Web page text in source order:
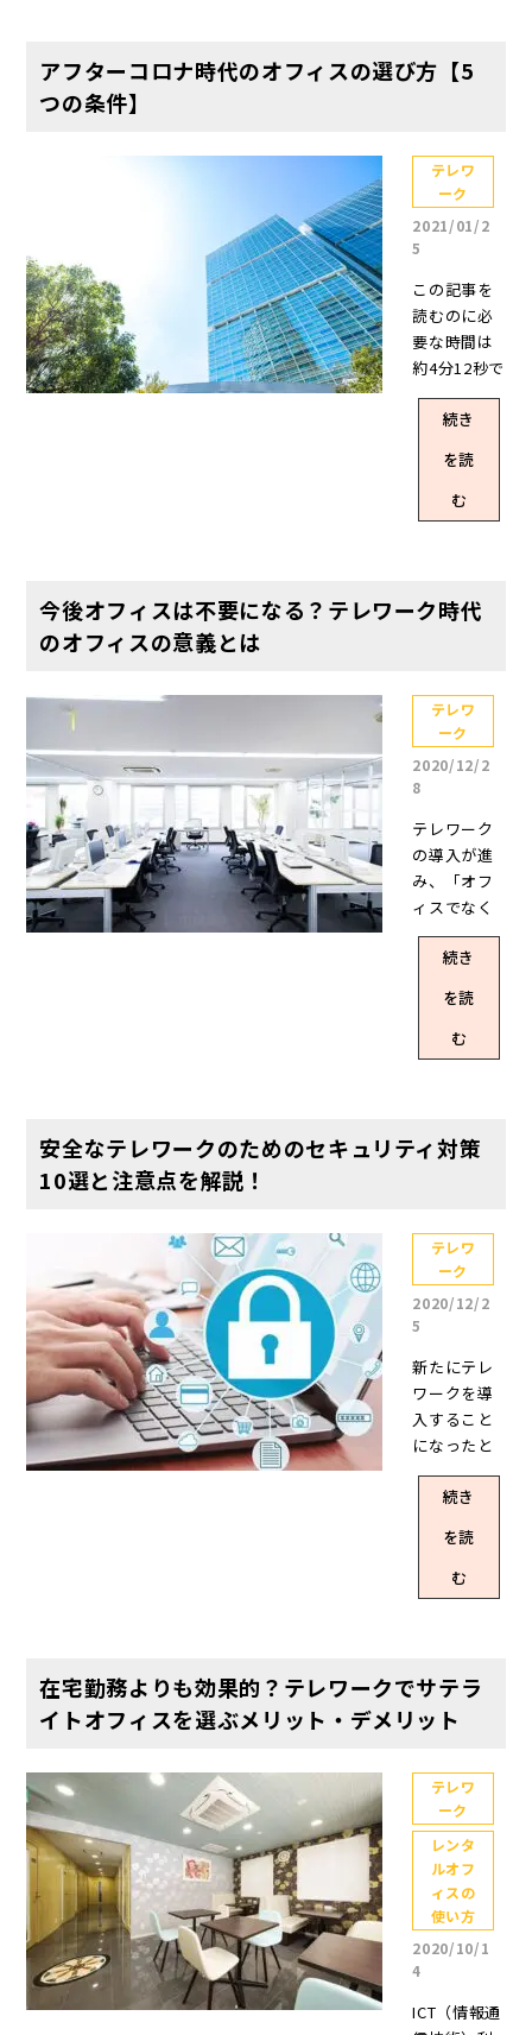
類や導入に
などを詳し
く解説しま
す。新たな
オフィス運
用戦略を検
討するため
の実践的な
情報を探し
ている方
後までご覧
サテライト
オフィスと
は？ サテラ
社から離れ
た場所に設
す。事業運
営を行う支
社や営業所
と異なり、
環境の提供
を目的とし
ています。
サテライト
オフィスの
多くは少人
数向けの小
ースで、テ
ことも特徴
置する場所
によって
「都市型サ
テライトオ
フィス」
「地方型サ
テライトオ
フィス」
「郊外型サ
テライトオ
フィス」の3
つに分類さ
市型サテラ
フィスは、
都市部に設
フィスで
す。本社と
同じ都市内
にサテライ
トオフィス
を置く場合
や地方企業
が都市部に
拠点を設け
る場合が含
ールや制度
る方も多い
のではない
でしょう
か？ 多くの
思うポイン
トの一つと
して、リモ
ートワーク
におけるWe
b会議時の服
装をどうす
う点があり
装をした
もいいので
は」という
意見もある
かもしれま
せんが、最
低限、だら
しなくない
服装は意識
すべきで
事で、リモ
時の服装の
注意点や、
だらしない
て、見てい
きましょ
のWeb会
議、Tシャツ
でも大丈夫
リモートワ
装につい
て、「こん
な服装はN
G」「Tシャ
ツで会議に
参加するの
はふさわし
ど、さまざ
まな意見が
してはTシャ
ツでも特に
問題ありま
交通省が公
表している
「テレワー
クに関する
社内ルール
作り」に
は、服装や
身だしなみ
記載はされ
アフターコロナ時代のオフィスの選び方【5
つの条件】
テレワ
ーク
2021/01/2
5
この記事を
読むのに必
要な時間は
約4分12秒で
す。 新型コ
ロナウイル
り、世界中
の企業が働
き方や将来
を余儀なく
えたオフィ
ス選びは、
非常に重要
です。 そこ
では、アフ
ターコロナ
時代のオフ
ィスの選び
方として、5
つの条件を
ご紹介しま
オフィスで
スは、ウイ
クが高いで
す。 JX通信
社が2020年
4月に公開し
た「新型コ
ロナウイル
スの複数感
染者が発生
した場所」
査による
（オフィス
や工場な
ど）は、病
スポットと
なっていま
す。 参考：
フィスの感
染リスク
大？複数人
が感染の施
設は「事業
所」が最
多、「医療
施設」と並
社調べ｜JX
続き
を読
む
今後オフィスは不要になる？テレワーク時代
のオフィスの意義とは
テレワ
ーク
2020/12/2
8
テレワーク
の導入が進
み、「オフ
ィスでなく
ても仕事が
できる」と
気付かされ
た方も少な
くないでし
ょう。一
いるほうは
す。 「出勤
の必要がな
いなら、オ
フィス自体
ではない
か」と、オ
フィスの意
義を再考す
るきっかけ
になったと
いう企業も
ないでしょ
スは不要に
なっていく
ィスにはど
ういった意
義があるの
かを確認し
ていきまし
ょう。 コロ
ナの影響で
「オフィス
不要」の意
見が増加 20
続き
を読
む
安全なテレワークのためのセキュリティ対策
10選と注意点を解説！
テレワ
ーク
2020/12/2
5
新たにテレ
ワークを導
入すること
になったと
いう企業は
多いです。
なく自由な
場所で仕事
ができるの
が、「イン
ターネット
さえあれば
いうもので
もありませ
ん。最も気
を付けたい
ことは、セ
キュリティ
対策につい
てです。安
ークをする
続き
を読
む
在宅勤務よりも効果的？テレワークでサテラ
イトオフィスを選ぶメリット・デメリット
テレワ
ーク
レンタ
ルオフ
ィスの
使い方
2020/10/1
4
ICT（情報通